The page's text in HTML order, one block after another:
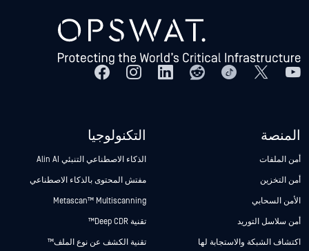
المنصة
أمن الملفات
أمن التخزين
الأمن السحابي
أمن سلاسل التوريد
اكتشاف الشبكة والاستجابة لها
التكنولوجيا
الذكاء الاصطناعي التنبئي Alin AI
مفتش المحتوى بالذكاء الاصطناعي
Metascan™ Multiscanning
تقنية Deep CDR™
تقنية الكشف عن نوع الملف™